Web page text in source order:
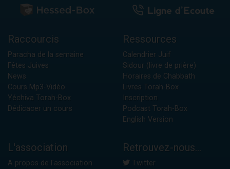
Raccourcis
Paracha de la semaine
Fêtes Juives
News
Cours Mp3-Vidéo
Yéchiva Torah-Box
Dédicacer un cours
Ressources
Calendrier Juif
Sidour (livre de prière)
Horaires de Chabbath
Livres Torah-Box
Inscription
Podcast Torah-Box
English Version
L'association
A propos de l'association
Retrouvez-nous...
Twitter